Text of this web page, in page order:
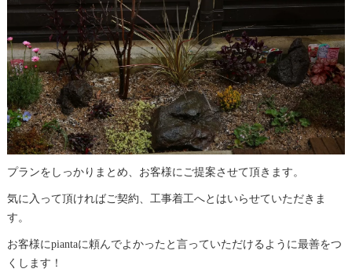
プランをしっかりまとめ、お客様にご提案させて頂きます。
気に入って頂ければご契約、工事着工へとはいらせていただきま
す。
お客様にpiantaに頼んでよかったと言っていただけるように最善をつ
くします！